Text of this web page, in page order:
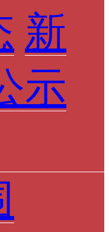
新
示